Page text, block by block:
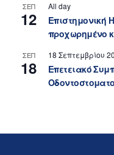
ΣΕΠ
12
All day
Επιστημονική
προχωρημένο
ΣΕΠ
18
18 Σεπτεμβρίου
Επετειακό